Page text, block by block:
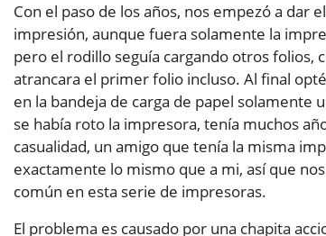
Con el paso de los años, nos empezó a dar
impresión, aunque fuera solamente la
pero el rodillo seguía cargando otros folios,
atrancara el primer folio incluso. Al final
en la bandeja de carga de papel solamente
se había roto la impresora, tenía muchos
casualidad, un amigo que tenía la misma
exactamente lo mismo que a mi, así que
común en esta serie de impresoras.
El problema es causado por una chapita